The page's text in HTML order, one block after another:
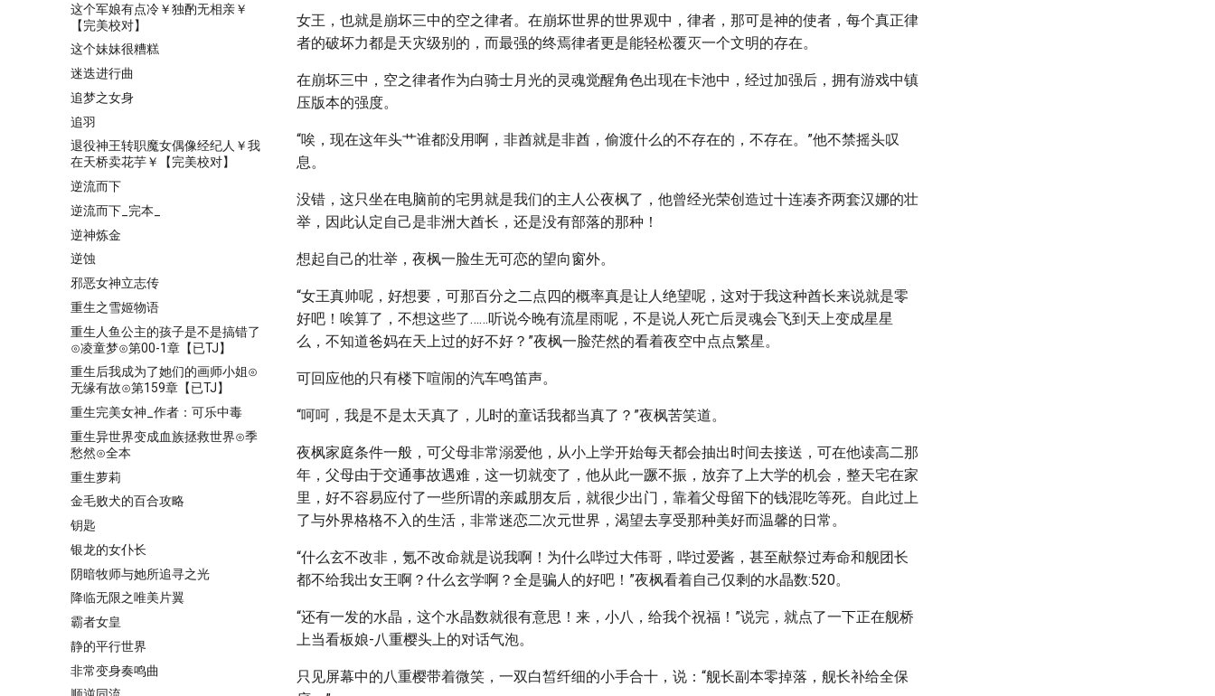
这个军娘有点冷￥独酌无相亲￥
【完美校对】
这个妹妹很糟糕
迷迭进行曲
追梦之女身
追羽
退役神王转职魔女偶像经纪人￥我
在天桥卖花芋￥【完美校对】
逆流而下
逆流而下_完本_
逆神炼金
逆蚀
邪恶女神立志传
重生之雪姬物语
重生人鱼公主的孩子是不是搞错了
⊙凌童梦⊙第00-1章【已TJ】
重生后我成为了她们的画师小姐⊙
无缘有故⊙第159章【已TJ】
重生完美女神_作者：可乐中毒
重生异世界变成血族拯救世界⊙季
愁然⊙全本
重生萝莉
金毛败犬的百合攻略
钥匙
银龙的女仆长
阴暗牧师与她所追寻之光
降临无限之唯美片翼
霸者女皇
静的平行世界
非常变身奏鸣曲
女王，也就是崩坏三中的空之律者。在崩坏世界的世界观中，律者，那可是神的使者，每个真正律
者的破坏力都是天灾级别的，而最强的终焉律者更是能轻松覆灭一个文明的存在。
在崩坏三中，空之律者作为白骑士月光的灵魂觉醒角色出现在卡池中，经过加强后，拥有游戏中镇
压版本的强度。
“唉，现在这年头艹谁都没用啊，非酋就是非酋，偷渡什么的不存在的，不存在。”他不禁摇头叹
息。
没错，这只坐在电脑前的宅男就是我们的主人公夜枫了，他曾经光荣创造过十连凑齐两套汉娜的壮
举，因此认定自己是非洲大酋长，还是没有部落的那种！
想起自己的壮举，夜枫一脸生无可恋的望向窗外。
“女王真帅呢，好想要，可那百分之二点四的概率真是让人绝望呢，这对于我这种酋长来说就是零
好吧！唉算了，不想这些了……听说今晚有流星雨呢，不是说人死亡后灵魂会飞到天上变成星星
么，不知道爸妈在天上过的好不好？”夜枫一脸茫然的看着夜空中点点繁星。
可回应他的只有楼下喧闹的汽车鸣笛声。
“呵呵，我是不是太天真了，儿时的童话我都当真了？”夜枫苦笑道。
夜枫家庭条件一般，可父母非常溺爱他，从小上学开始每天都会抽出时间去接送，可在他读高二那
年，父母由于交通事故遇难，这一切就变了，他从此一蹶不振，放弃了上大学的机会，整天宅在家
里，好不容易应付了一些所谓的亲戚朋友后，就很少出门，靠着父母留下的钱混吃等死。自此过上
了与外界格格不入的生活，非常迷恋二次元世界，渴望去享受那种美好而温馨的日常。
“什么玄不改非，氪不改命就是说我啊！为什么哔过大伟哥，哔过爱酱，甚至献祭过寿命和舰团长
都不给我出女王啊？什么玄学啊？全是骗人的好吧！”夜枫看着自己仅剩的水晶数:520。
“还有一发的水晶，这个水晶数就很有意思！来，小八，给我个祝福！”说完，就点了一下正在舰桥
上当看板娘-八重樱头上的对话气泡。
只见屏幕中的八重樱带着微笑，一双白皙纤细的小手合十，说：“舰长副本零掉落，舰长补给全保